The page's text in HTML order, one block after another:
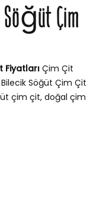
Çim
FiyatlarıÇim Çit
Söğüt Çim Çit
çim çit, doğal çim